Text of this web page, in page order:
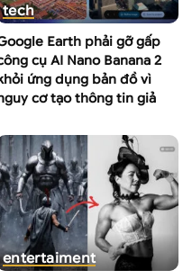
tech
Earth phải gỡ gấp
cụ AI Nano Banana 2
ứng dụng bản đồ vì
cơ tạo thông tin giả
entertaiment